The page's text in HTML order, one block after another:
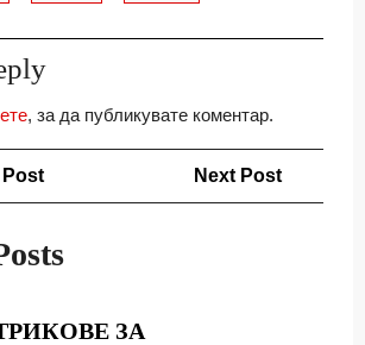
, за да публикувате коментар.
Previous
Next Post
ЗА